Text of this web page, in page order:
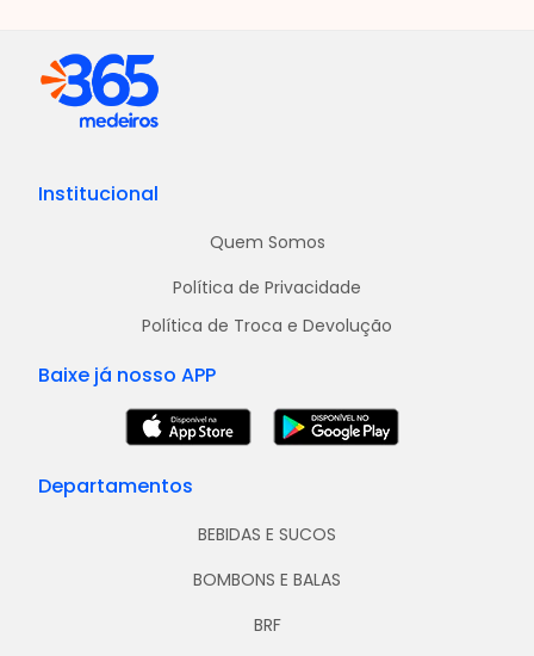
Institucional
Quem Somos
Política de Privacidade
Política de Troca e Devolução
Baixe já nosso APP
Departamentos
BEBIDAS E SUCOS
BOMBONS E BALAS
BRF